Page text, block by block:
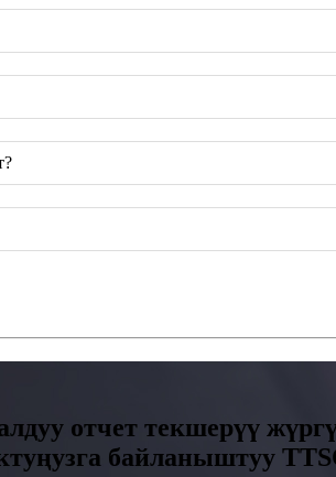
отчет текшерүү
байланыштуу